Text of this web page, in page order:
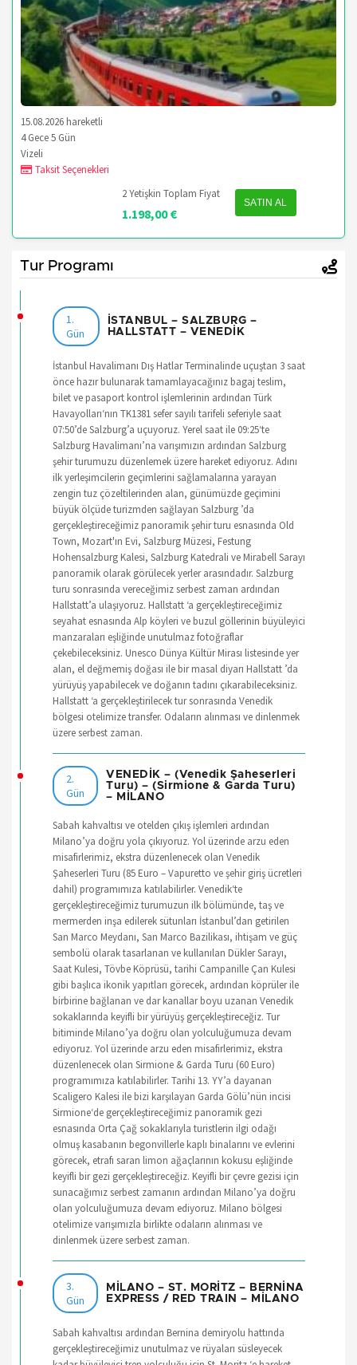
15.08.2026 hareketli
4 Gece 5 Gün
Vizeli
Taksit Seçenekleri
2 Yetişkin Toplam Fiyat
1.198,00€
SATIN AL
Tur Programı
1.
Gün
İSTANBUL – SALZBURG –
HALLSTATT – VENEDİK
İstanbul Havalimanı Dış Hatlar Terminalinde uçuştan 3 saat
önce hazır bulunarak tamamlayacağınız bagaj teslim,
bilet ve pasaport kontrol işlemlerinin ardından Türk
Havayolları‘nın TK1381 sefer sayılı tarifeli seferiyle saat
07:50’de Salzburg’a uçuyoruz. Yerel saat ile 09:25‘te
Salzburg Havalimanı’na varışımızın ardından Salzburg
şehir turumuzu düzenlemek üzere hareket ediyoruz. Adını
ilk yerleşimcilerin geçimlerini sağlamalarına yarayan
zengin tuz çözeltilerinden alan, günümüzde geçimini
büyük ölçüde turizmden sağlayan Salzburg ’da
gerçekleştireceğimiz panoramik şehir turu esnasında Old
Town, Mozart'ın Evi, Salzburg Müzesi, Festung
Hohensalzburg Kalesi, Salzburg Katedrali ve Mirabell Sarayı
panoramik olarak görülecek yerler arasındadır. Salzburg
turu sonrasında vereceğimiz serbest zaman ardından
Hallstatt’a ulaşıyoruz. Hallstatt ‘a gerçekleştireceğimiz
seyahat esnasında Alp köyleri ve buzul göllerinin büyüleyici
manzaraları eşliğinde unutulmaz fotoğraflar
çekebileceksiniz. Unesco Dünya Kültür Mirası listesinde yer
alan, el değmemiş doğası ile bir masal diyarı Hallstatt ’da
yürüyüş yapabilecek ve doğanın tadını çıkarabileceksiniz.
Hallstatt ‘a gerçekleştirilecek tur sonrasında Venedik
bölgesi otelimize transfer. Odaların alınması ve dinlenmek
üzere serbest zaman.
2.
Gün
VENEDİK – (Venedik Şaheserleri
Turu) – (Sirmione & Garda Turu)
– MİLANO
Sabah kahvaltısı ve otelden çıkış işlemleri ardından
Milano’ya doğru yola çıkıyoruz. Yol üzerinde arzu eden
misafirlerimiz, ekstra düzenlenecek olan Venedik
Şaheserleri Turu (85 Euro – Vapuretto ve şehir giriş ücretleri
dahil) programımıza katılabilirler. Venedik‘te
gerçekleştireceğimiz turumuzun ilk bölümünde, taş ve
mermerden inşa edilerek sütunları İstanbul’dan getirilen
San Marco Meydanı, San Marco Bazilikası, ihtişam ve güç
sembolü olarak tasarlanan ve kullanılan Dükler Sarayı,
Saat Kulesi, Tövbe Köprüsü, tarihi Campanille Çan Kulesi
gibi başlıca ikonik yapıtları görecek, ardından köprüler ile
birbirine bağlanan ve dar kanallar boyu uzanan Venedik
sokaklarında keyifli bir yürüyüş gerçekleştireceğiz. Tur
bitiminde Milano’ya doğru olan yolculuğumuza devam
ediyoruz. Yol üzerinde arzu eden misafirlerimiz, ekstra
düzenlenecek olan Sirmione & Garda Turu (60 Euro)
programımıza katılabilirler. Tarihi 13. YY’a dayanan
Scaligero Kalesi ile bizi karşılayan Garda Gölü’nün incisi
Sirmione‘de gerçekleştireceğimiz panoramik gezi
esnasında Orta Çağ sokaklarıyla turistlerin ilgi odağı
olmuş kasabanın begonvillerle kaplı binalarını ve evlerini
görecek, etrafı saran limon ağaçlarının kokusu eşliğinde
keyifli bir gezi gerçekleştireceğiz. Keyifli bir çevre gezisi için
sunacağımız serbest zamanın ardından Milano’ya doğru
olan yolculuğumuza devam ediyoruz. Milano bölgesi
otelimize varışımızla birlikte odaların alınması ve
dinlenmek üzere serbest zaman.
3.
Gün
MİLANO – ST. MORİTZ – BERNİNA
EXPRESS / RED TRAIN – MİLANO
Sabah kahvaltısı ardından Bernina demiryolu hattında
gerçekleştireceğimiz unutulmaz ve rüyaları süsleyecek